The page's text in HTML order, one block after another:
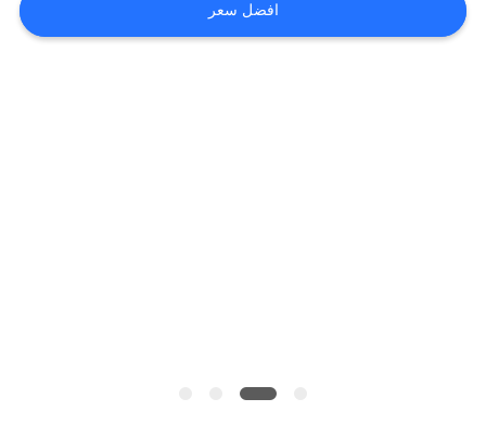
سياسة
افضل سعر